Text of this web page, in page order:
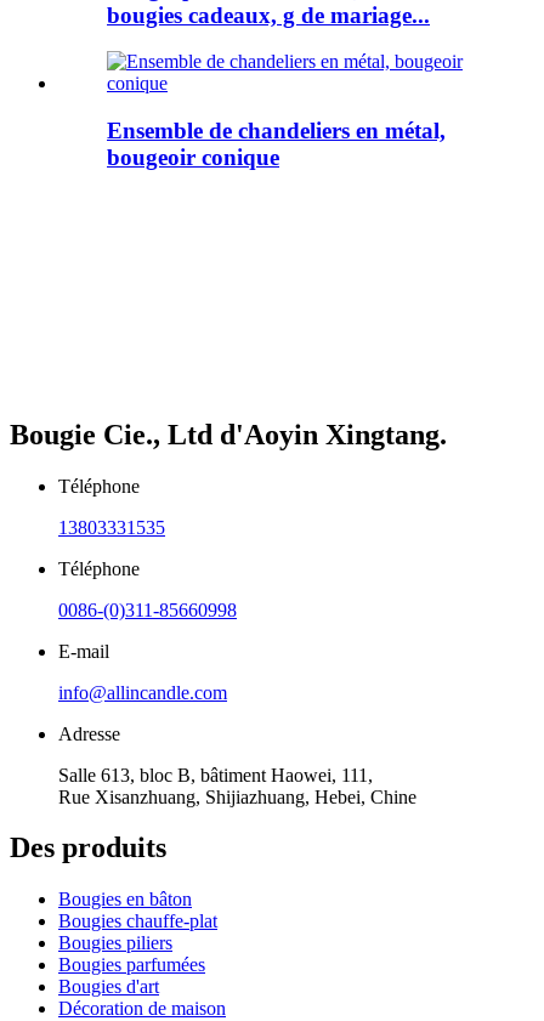
bougies cadeaux, g de mariage...
Ensemble de chandeliers en métal,
bougeoir conique
Bougie Cie., Ltd d'Aoyin Xingtang.
Téléphone
13803331535
Téléphone
0086-(0)311-85660998
E-mail
info@allincandle.com
Adresse
Salle 613, bloc B, bâtiment Haowei, 111,
Rue Xisanzhuang, Shijiazhuang, Hebei, Chine
Des produits
Bougies en bâton
Bougies chauffe-plat
Bougies piliers
Bougies parfumées
Bougies d'art
Décoration de maison